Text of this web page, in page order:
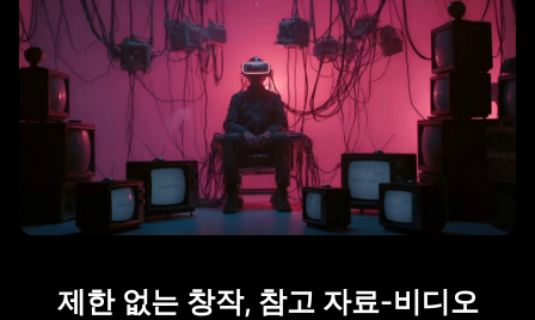
제한 없는 창작, 참고 자료-비디오